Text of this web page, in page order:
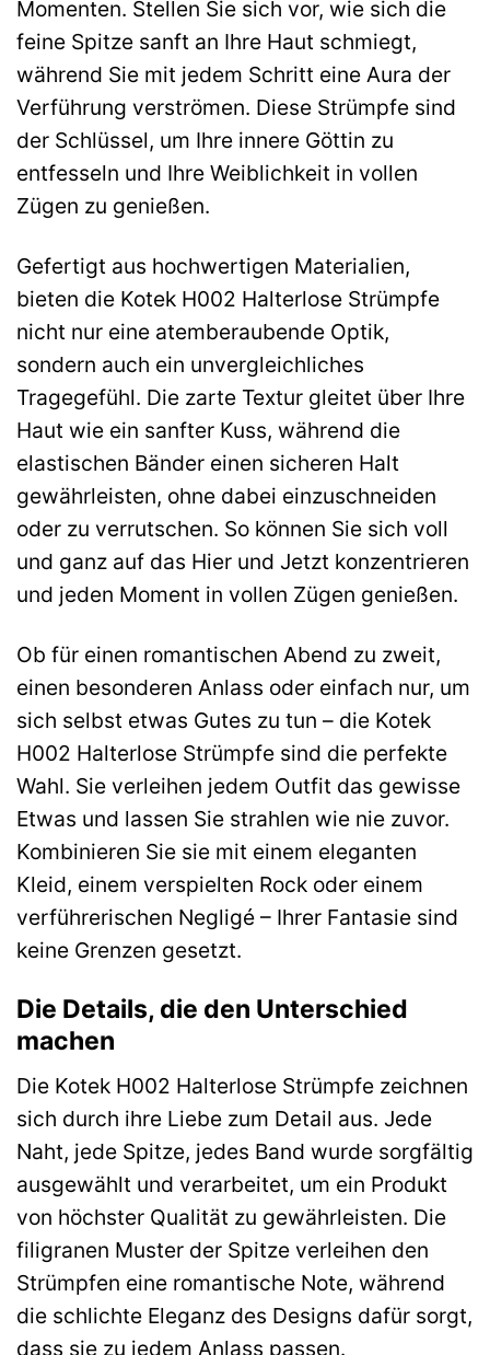
Momenten. Stellen Sie sich vor, wie sich die
feine Spitze sanft an Ihre Haut schmiegt,
während Sie mit jedem Schritt eine Aura der
Verführung verströmen. Diese Strümpfe sind
der Schlüssel, um Ihre innere Göttin zu
entfesseln und Ihre Weiblichkeit in vollen
Zügen zu genießen.
Gefertigt aus hochwertigen Materialien,
bieten die Kotek H002 Halterlose Strümpfe
nicht nur eine atemberaubende Optik,
sondern auch ein unvergleichliches
Tragegefühl. Die zarte Textur gleitet über Ihre
Haut wie ein sanfter Kuss, während die
elastischen Bänder einen sicheren Halt
gewährleisten, ohne dabei einzuschneiden
oder zu verrutschen. So können Sie sich voll
und ganz auf das Hier und Jetzt konzentrieren
und jeden Moment in vollen Zügen genießen.
Ob für einen romantischen Abend zu zweit,
einen besonderen Anlass oder einfach nur, um
sich selbst etwas Gutes zu tun – die Kotek
H002 Halterlose Strümpfe sind die perfekte
Wahl. Sie verleihen jedem Outfit das gewisse
Etwas und lassen Sie strahlen wie nie zuvor.
Kombinieren Sie sie mit einem eleganten
Kleid, einem verspielten Rock oder einem
verführerischen Negligé – Ihrer Fantasie sind
keine Grenzen gesetzt.
Die Details, die den Unterschied
machen
Die Kotek H002 Halterlose Strümpfe zeichnen
sich durch ihre Liebe zum Detail aus. Jede
Naht, jede Spitze, jedes Band wurde sorgfältig
ausgewählt und verarbeitet, um ein Produkt
von höchster Qualität zu gewährleisten. Die
filigranen Muster der Spitze verleihen den
Strümpfen eine romantische Note, während
die schlichte Eleganz des Designs dafür sorgt,
dass sie zu jedem Anlass passen.